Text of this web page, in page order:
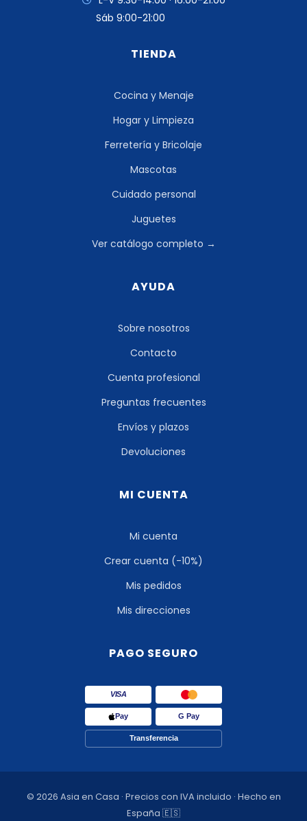
Sáb 9:00-21:00
TIENDA
Cocina y Menaje
Hogar y Limpieza
Ferretería y Bricolaje
Mascotas
Cuidado personal
Juguetes
Ver catálogo completo →
AYUDA
Sobre nosotros
Contacto
Cuenta profesional
Preguntas frecuentes
Envíos y plazos
Devoluciones
MI CUENTA
Mi cuenta
Crear cuenta (-10%)
Mis pedidos
Mis direcciones
PAGO SEGURO
VISA
Pay G Pay
Transferencia
© 2026 Asia en Casa · Precios con IVA incluido · Hecho en
España 🇪🇸